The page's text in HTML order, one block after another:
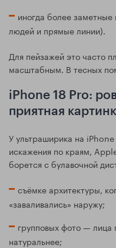
иногда более
людей и прямые линии).
Для пейзажей это часто
масштабным. В тесных
iPhone 18 Pro:
приятная
У ультраширика на
искажения по краям,
борется с булавочной
съёмке архитектуры,
«заваливались» наружу;
групповых фото — лица
натуральнее;